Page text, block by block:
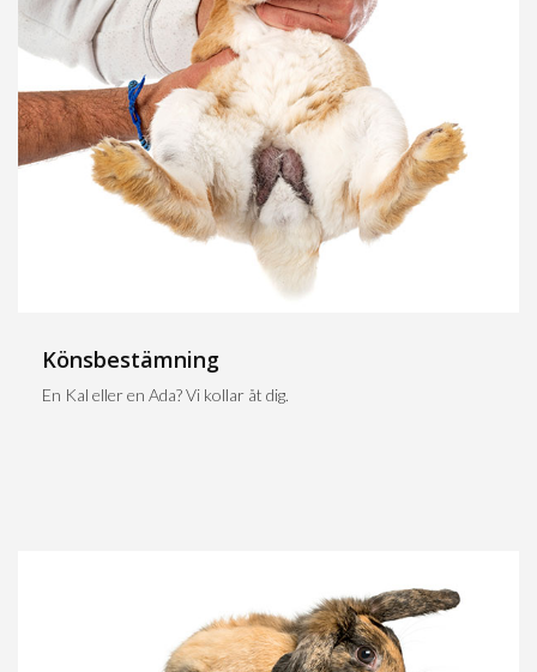
Könsbestämning
En Kal eller en Ada? Vi kollar åt dig.